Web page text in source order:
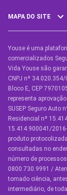
MAPA DO SITE
SEGUROS
Seguro Auto
Seguro Auto para
Seguro por
Seguro
Seguro de Vida
Manual de
Condições Gerais
Youse é uma
comercializados
Vida Youse são
CNPJ nº
Bloco E, CEP
representa
SUSEP Seguro Auto
Residencial nº
15.414.900041/
produto
consultadas no
número de
0800.730.9991 /
tomado ciência,
intermediário, de